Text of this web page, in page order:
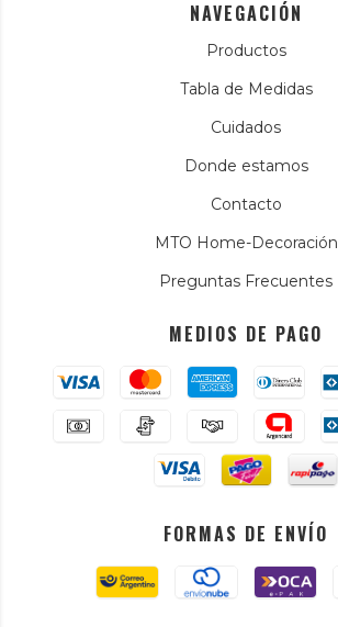
NAVEGACIÓN
Productos
Tabla de Medidas
Cuidados
Donde estamos
Contacto
MTO Home-Decoración
Preguntas Frecuentes
MEDIOS DE PAGO
FORMAS DE ENVÍO